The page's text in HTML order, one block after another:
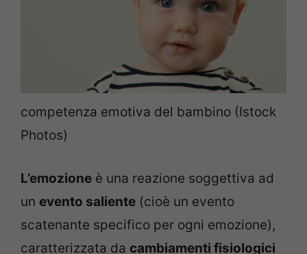
competenza emotiva del bambino (Istock
Photos)
L’emozione è una reazione soggettiva ad
un evento saliente (cioè un evento
scatenante specifico per ogni emozione),
caratterizzata da cambiamenti fisiologici